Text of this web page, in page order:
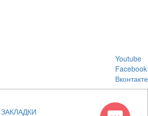
Youtube
Facebook
Вконтакте
ЗАКЛАДКИ